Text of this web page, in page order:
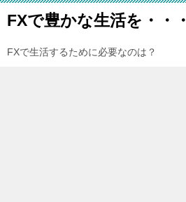
FXで豊かな生活を・・・
FXで生活するために必要なのは？